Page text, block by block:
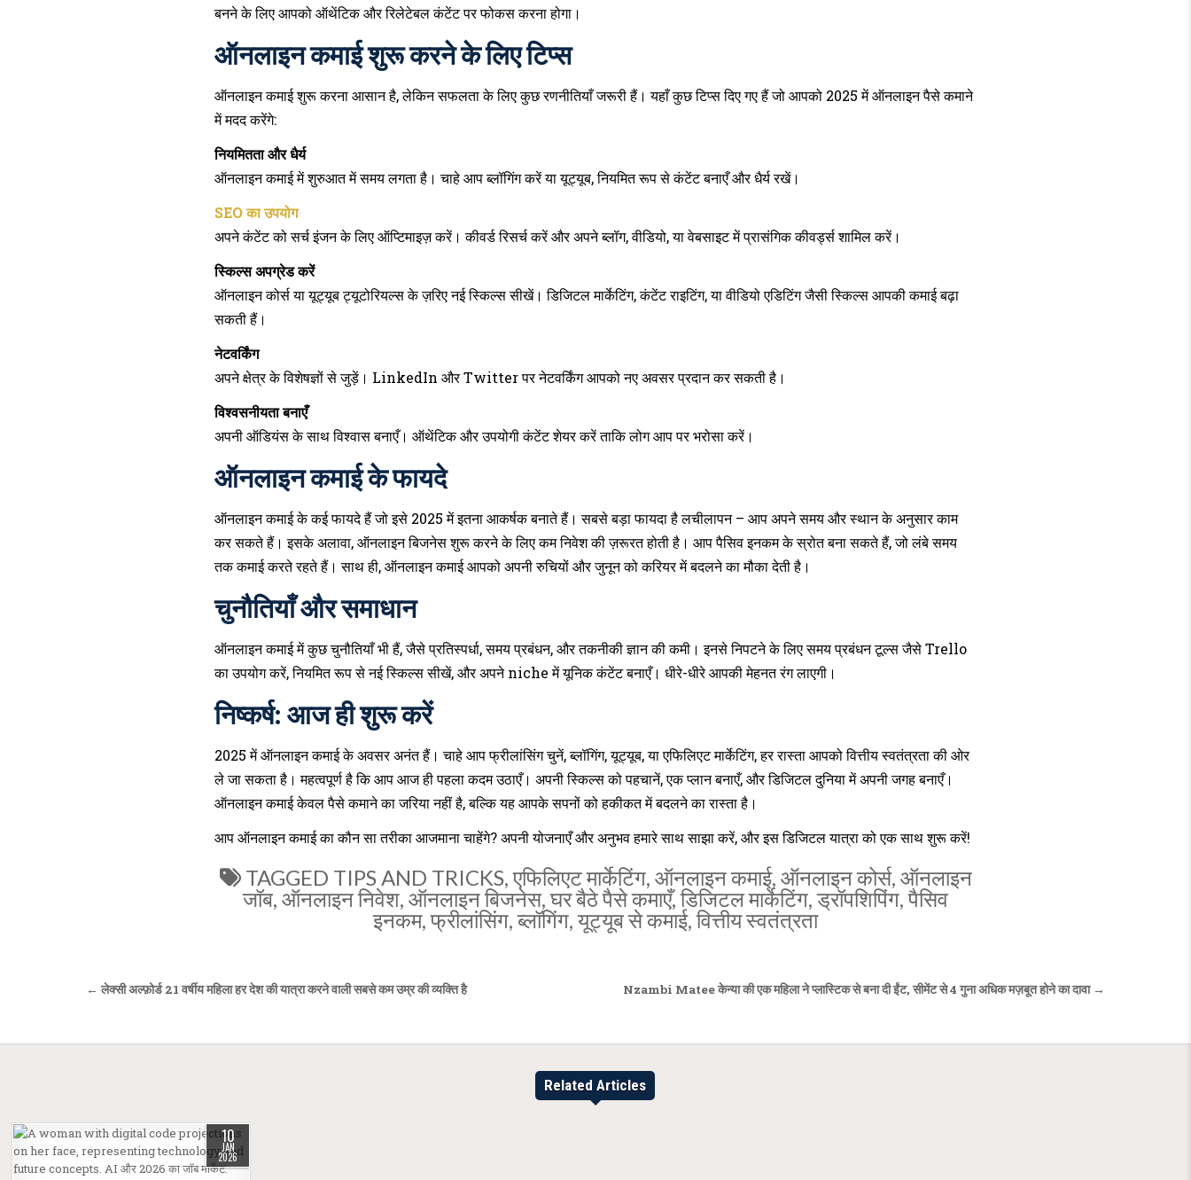
बनने के लिए आपको ऑथेंटिक और रिलेटेबल कंटेंट पर फोकस करना होगा।
ऑनलाइन कमाई शुरू करने के लिए टिप्स
ऑनलाइन कमाई शुरू करना आसान है, लेकिन सफलता के लिए कुछ रणनीतियाँ जरूरी हैं। यहाँ कुछ टिप्स दिए गए हैं जो आपको 2025 में ऑनलाइन पैसे कमाने
में मदद करेंगे:
नियमितता और धैर्य
ऑनलाइन कमाई में शुरुआत में समय लगता है। चाहे आप ब्लॉगिंग करें या यूट्यूब, नियमित रूप से कंटेंट बनाएँ और धैर्य रखें।
SEO का उपयोग
अपने कंटेंट को सर्च इंजन के लिए ऑप्टिमाइज़ करें। कीवर्ड रिसर्च करें और अपने ब्लॉग, वीडियो, या वेबसाइट में प्रासंगिक कीवर्ड्स शामिल करें।
स्किल्स अपग्रेड करें
ऑनलाइन कोर्स या यूट्यूब ट्यूटोरियल्स के ज़रिए नई स्किल्स सीखें। डिजिटल मार्केटिंग, कंटेंट राइटिंग, या वीडियो एडिटिंग जैसी स्किल्स आपकी कमाई बढ़ा
सकती हैं।
नेटवर्किंग
अपने क्षेत्र के विशेषज्ञों से जुड़ें। LinkedIn और Twitter पर नेटवर्किंग आपको नए अवसर प्रदान कर सकती है।
विश्वसनीयता बनाएँ
अपनी ऑडियंस के साथ विश्वास बनाएँ। ऑथेंटिक और उपयोगी कंटेंट शेयर करें ताकि लोग आप पर भरोसा करें।
ऑनलाइन कमाई के फायदे
ऑनलाइन कमाई के कई फायदे हैं जो इसे 2025 में इतना आकर्षक बनाते हैं। सबसे बड़ा फायदा है लचीलापन – आप अपने समय और स्थान के अनुसार काम
कर सकते हैं। इसके अलावा, ऑनलाइन बिजनेस शुरू करने के लिए कम निवेश की ज़रूरत होती है। आप पैसिव इनकम के स्रोत बना सकते हैं, जो लंबे समय
तक कमाई करते रहते हैं। साथ ही, ऑनलाइन कमाई आपको अपनी रुचियों और जुनून को करियर में बदलने का मौका देती है।
चुनौतियाँ और समाधान
ऑनलाइन कमाई में कुछ चुनौतियाँ भी हैं, जैसे प्रतिस्पर्धा, समय प्रबंधन, और तकनीकी ज्ञान की कमी। इनसे निपटने के लिए समय प्रबंधन टूल्स जैसे Trello
का उपयोग करें, नियमित रूप से नई स्किल्स सीखें, और अपने niche में यूनिक कंटेंट बनाएँ। धीरे-धीरे आपकी मेहनत रंग लाएगी।
निष्कर्ष: आज ही शुरू करें
2025 में ऑनलाइन कमाई के अवसर अनंत हैं। चाहे आप फ्रीलांसिंग चुनें, ब्लॉगिंग, यूट्यूब, या एफिलिएट मार्केटिंग, हर रास्ता आपको वित्तीय स्वतंत्रता की ओर
ले जा सकता है। महत्वपूर्ण है कि आप आज ही पहला कदम उठाएँ। अपनी स्किल्स को पहचानें, एक प्लान बनाएँ, और डिजिटल दुनिया में अपनी जगह बनाएँ।
ऑनलाइन कमाई केवल पैसे कमाने का जरिया नहीं है, बल्कि यह आपके सपनों को हकीकत में बदलने का रास्ता है।
आप ऑनलाइन कमाई का कौन सा तरीका आजमाना चाहेंगे? अपनी योजनाएँ और अनुभव हमारे साथ साझा करें, और इस डिजिटल यात्रा को एक साथ शुरू करें!
TAGGED TIPS AND TRICKS,एफिलिएट मार्केटिंग, ऑनलाइन कमाई, ऑनलाइन कोर्स, ऑनलाइन
जॉब, ऑनलाइन निवेश, ऑनलाइन बिजनेस,घर बैठे पैसे कमाएँ,डिजिटल मार्केटिंग,ड्रॉपशिपिंग,पैसिव
इनकम,फ्रीलांसिंग,ब्लॉगिंग,यूट्यूब से कमाई,वित्तीय स्वतंत्रता
Post
Nzambi Matee केन्या की एक महिला ने प्लास्टिक से बना दी ईंट, सीमेंट से 4 गुना अधिक मज़बूत होने का दावा →
← लेक्सी अल्फ़ोर्ड 21 वर्षीय महिला हर देश की यात्रा करने वाली सबसे कम उम्र की व्यक्ति है
Related Articles
10
JAN
2026